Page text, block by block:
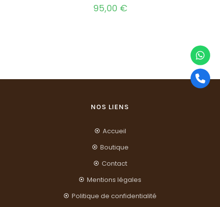
95,00 €
NOS LIENS
Accueil
Boutique
Contact
Mentions légales
Politique de confidentialité